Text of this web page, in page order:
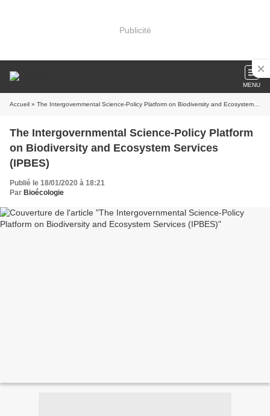
Publicité
MENU
Accueil » The Intergovernmental Science-Policy Platform on Biodiversity and Ecosystem Services (IPBES)
The Intergovernmental Science-Policy Platform
on Biodiversity and Ecosystem Services
(IPBES)
Publié le 18/01/2020 à 18:21
Par Bioécologie